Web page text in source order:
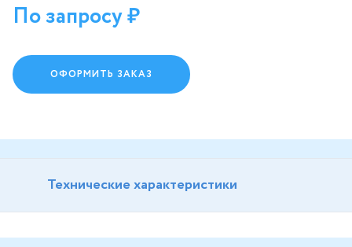
По запросу
ОФОРМИТЬ ЗАКАЗ
Технические характеристики